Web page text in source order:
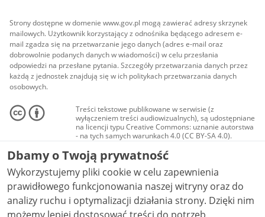
Strony dostępne w domenie www.gov.pl mogą zawierać adresy skrzynek
mailowych. Użytkownik korzystający z odnośnika będącego adresem e-
mail zgadza się na przetwarzanie jego danych (adres e-mail oraz
dobrowolnie podanych danych w wiadomości) w celu przesłania
odpowiedzi na przesłane pytania. Szczegóły przetwarzania danych przez
każdą z jednostek znajdują się w ich politykach przetwarzania danych
osobowych.
Treści tekstowe publikowane w serwisie (z
wyłączeniem treści audiowizualnych), są udostępniane
na licencji typu Creative Commons: uznanie autorstwa
- na tych samych warunkach 4.0 (CC BY-SA 4.0).
Materiały audiowizualne, w tym zdjęcia, materiały
audio i wideo, są udostępniane na licencji typu
Creative Commons: uznanie autorstwa użycie
niekomercyjne - bez utworów zależnych 4.0 (CC BY-
NC-ND 4.0), o ile nie jest to stwierdzone inaczej.
Dbamy o Twoją prywatność
Wykorzystujemy pliki cookie w celu zapewnienia
prawidłowego funkcjonowania naszej witryny oraz do
analizy ruchu i optymalizacji działania strony. Dzięki nim